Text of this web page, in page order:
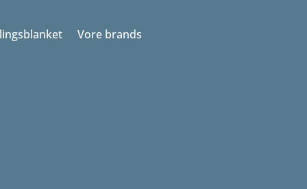
Vore brands